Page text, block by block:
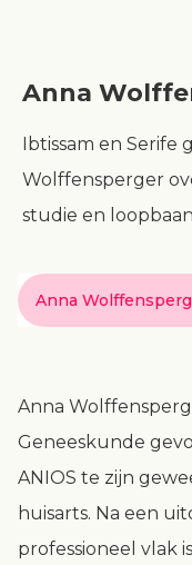
Anna
Ibtissam en Serife
Wolffensperger
studie en
Anna
Anna
Geneeskunde
ANIOS te zijn
huisarts. Na een
professioneel vlak